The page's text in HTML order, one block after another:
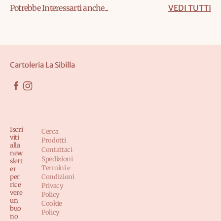
Potrebbe Interessarti anche... VEDI TUTTI
Cartoleria La Sibilla
Iscri
viti
alla
new
slett
er
per
rice
vere
un
buo
no
Cerca
Prodotti
Contattaci
Spedizioni
Termini e
Condizioni
Privacy
Policy
Cookie
Policy